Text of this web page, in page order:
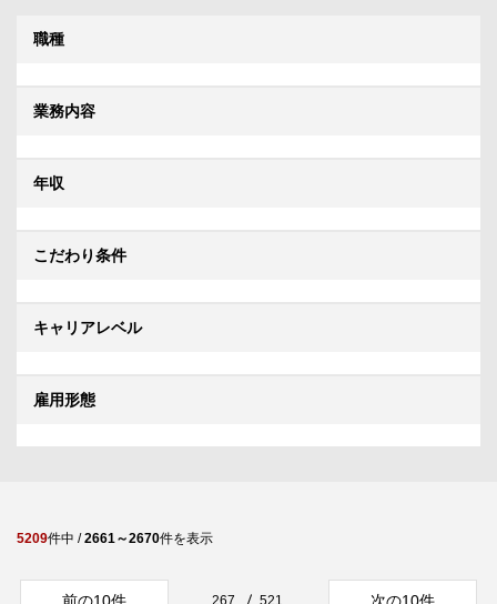
職種
業務内容
年収
こだわり条件
キャリアレベル
雇用形態
5209件中 /2661～2670件を表示
前の10件 267 521 次の10件